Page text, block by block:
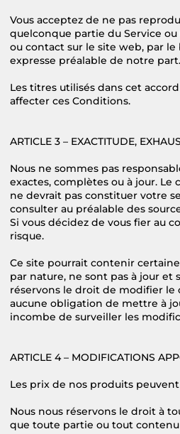
Vous acceptez de ne pas
quelconque partie du Service
ou contact sur le site web, par
expresse préalable de notre part.
Les titres utilisés dans cet
affecter ces Conditions.
ARTICLE 3 – EXACTITUDE,
Nous ne sommes pas
exactes, complètes ou à jour.
ne devrait pas constituer votre
consulter au préalable des
Si vous décidez de vous fier au
risque.
Ce site pourrait contenir
par nature, ne sont pas à jour
réservons le droit de modifier le
aucune obligation de mettre à
incombe de surveiller les
ARTICLE 4 – MODIFICATIONS
Les prix de nos produits
Nous nous réservons le droit à
que toute partie ou tout